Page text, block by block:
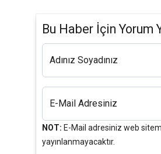
Bu Haber İçin Yorum
Adınız Soyadınız
E-Mail Adresiniz
NOT: E-Mail adresiniz web
yayınlanmayacaktır.